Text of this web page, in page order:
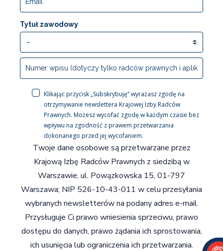
Tytuł zawodowy
Klikając przycisk „Subskrybuję” wyrażasz zgodę na
otrzymywanie newslettera Krajowej Izby Radców
Prawnych. Możesz wycofać zgodę w każdym czasie bez
wpływu na zgodność z prawem przetwarzania
dokonanego przed jej wycofaniem.
Twoje dane osobowe są przetwarzane przez
Krajową Izbę Radców Prawnych z siedzibą w
Warszawie, ul. Powązkowska 15, 01-797
Warszawa; NIP 526-10-43-011 w celu przesyłania
wybranych newsletterów na podany adres e-mail.
Przysługuje Ci prawo wniesienia sprzeciwu, prawo
dostępu do danych, prawo żądania ich sprostowania,
ich usunięcia lub ograniczenia ich przetwarzania.